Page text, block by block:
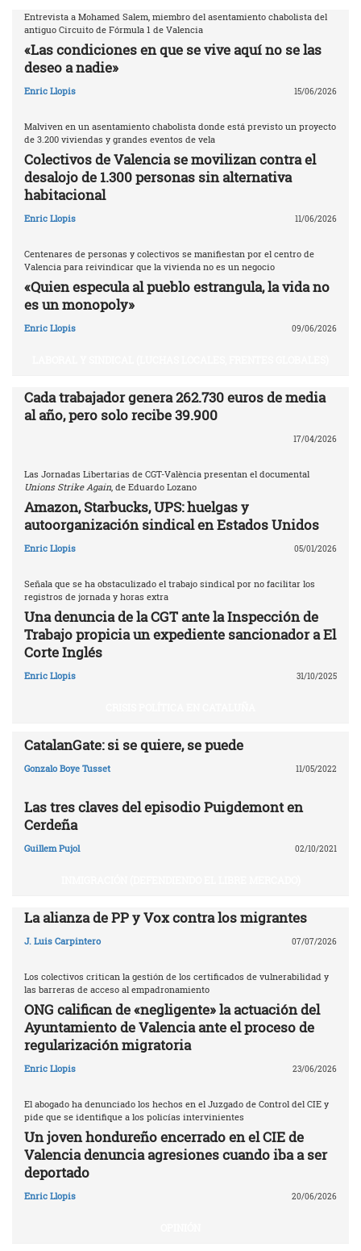
Entrevista a Mohamed Salem, miembro del asentamiento chabolista del
antiguo Circuito de Fórmula 1 de Valencia
«Las condiciones en que se vive aquí no se las
deseo a nadie»
Enric Llopis 15/06/2026
Malviven en un asentamiento chabolista donde está previsto un proyecto
de 3.200 viviendas y grandes eventos de vela
Colectivos de Valencia se movilizan contra el
desalojo de 1.300 personas sin alternativa
habitacional
Enric Llopis 11/06/2026
Centenares de personas y colectivos se manifiestan por el centro de
Valencia para reivindicar que la vivienda no es un negocio
«Quien especula al pueblo estrangula, la vida no
es un monopoly»
Enric Llopis 09/06/2026
Cada trabajador genera 262.730 euros de media
al año, pero solo recibe 39.900
17/04/2026
Las Jornadas Libertarias de CGT-València presentan el documental
Unions Strike Again , de Eduardo Lozano
Amazon, Starbucks, UPS: huelgas y
autoorganización sindical en Estados Unidos
Enric Llopis 05/01/2026
Señala que se ha obstaculizado el trabajo sindical por no facilitar los
registros de jornada y horas extra
Una denuncia de la CGT ante la Inspección de
Trabajo propicia un expediente sancionador a El
Corte Inglés
Enric Llopis 31/10/2025
CatalanGate: si se quiere, se puede
Gonzalo Boye Tusset 11/05/2022
Las tres claves del episodio Puigdemont en
Cerdeña
Guillem Pujol 02/10/2021
La alianza de PP y Vox contra los migrantes
J. Luis Carpintero 07/07/2026
Los colectivos critican la gestión de los certificados de vulnerabilidad y
las barreras de acceso al empadronamiento
ONG califican de «negligente» la actuación del
Ayuntamiento de Valencia ante el proceso de
regularización migratoria
Enric Llopis 23/06/2026
El abogado ha denunciado los hechos en el Juzgado de Control del CIE y
pide que se identifique a los policías intervinientes
Un joven hondureño encerrado en el CIE de
Valencia denuncia agresiones cuando iba a ser
deportado
Enric Llopis 20/06/2026